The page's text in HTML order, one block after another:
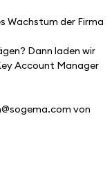
Wachstum der Firma
Dann laden wir
Account Manager
von